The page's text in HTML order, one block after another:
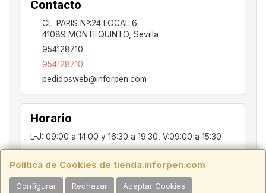
Política de Cookies de tienda.inforpen.com
Configurar Rechazar Aceptar Cookies
Contacto
CL. PARIS Nº:24 LOCAL 6
41089 MONTEQUINTO Sevilla
954128710
954128710
pedidosweb@inforpen.com
Horario
L-J: 09:00 a 14:00 y 16:30 a 19:30, V:09:00 a 15:30
PARIS, 24, LOCAL 6, 41089, Montequinto - Dos Hermanas, SEVILLA,